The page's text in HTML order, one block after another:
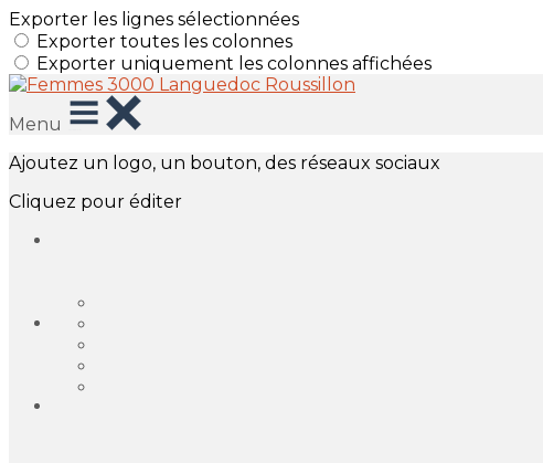
Exporter les lignes sélectionnées
Exporter toutes les colonnes
Exporter uniquement les colonnes affichées
Menu
Ajoutez un logo, un bouton, des réseaux sociaux
Cliquez pour éditer